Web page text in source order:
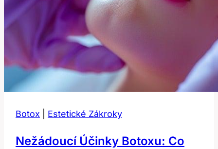
Botox Estetické Zákroky
Nežádoucí Účinky Botoxu: Co